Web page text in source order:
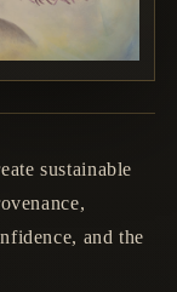
sustainable
and the